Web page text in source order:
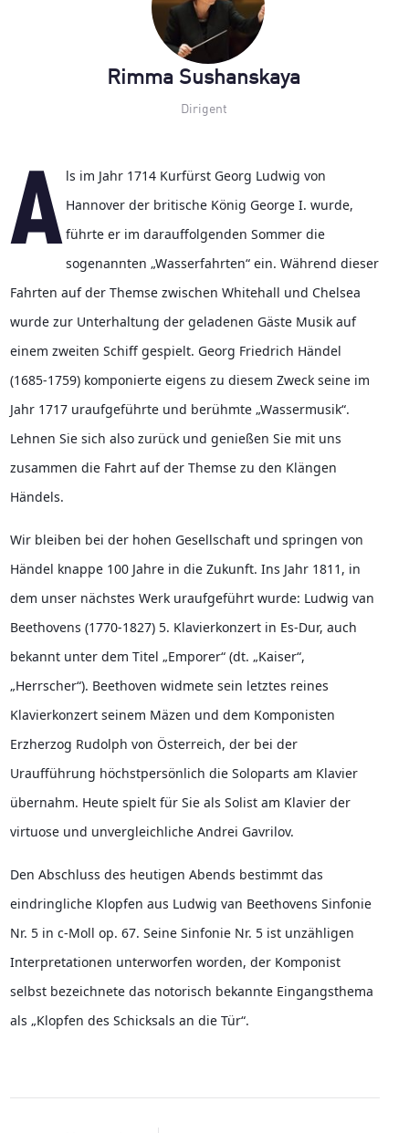
Als im Jahr 1714 Kurfürst Georg Ludwig von Hannover der britische König George I. wurde,
führte er im darauffolgenden Sommer die
sogenannten „Wasserfahrten“ ein. Während dieser
Fahrten auf der Themse zwischen Whitehall und Chelsea
wurde zur Unterhaltung der geladenen Gäste Musik auf
einem zweiten Schiff gespielt. Georg Friedrich Händel
(1685-1759) komponierte eigens zu diesem Zweck seine im
Jahr 1717 uraufgeführte und berühmte „Wassermusik“.
Lehnen Sie sich also zurück und genießen Sie mit uns
zusammen die Fahrt auf der Themse zu den Klängen
Händels.
Wir bleiben bei der hohen Gesellschaft und springen von
Händel knappe 100 Jahre in die Zukunft. Ins Jahr 1811, in
dem unser nächstes Werk uraufgeführt wurde: Ludwig van
Beethovens (1770-1827) 5. Klavierkonzert in Es-Dur, auch
bekannt unter dem Titel „Emporer“ (dt. „Kaiser“,
„Herrscher“). Beethoven widmete sein letztes reines
Klavierkonzert seinem Mäzen und dem Komponisten
Erzherzog Rudolph von Österreich, der bei der
Uraufführung höchstpersönlich die Soloparts am Klavier
übernahm. Heute spielt für Sie als Solist am Klavier der
virtuose und unvergleichliche Andrei Gavrilov.
Den Abschluss des heutigen Abends bestimmt das
eindringliche Klopfen aus Ludwig van Beethovens Sinfonie
Nr. 5 in c-Moll op. 67. Seine Sinfonie Nr. 5 ist unzähligen
Interpretationen unterworfen worden, der Komponist
selbst bezeichnete das notorisch bekannte Eingangsthema
als „Klopfen des Schicksals an die Tür“.
Rimma Sushanskaya
Dirigent